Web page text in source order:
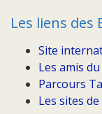
Les liens des
Site
Les amis
Parcours
Les sites de